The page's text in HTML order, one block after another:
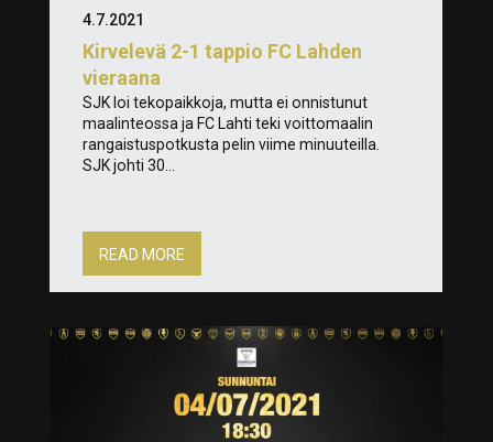
Kirvelevä 2-1 tappio FC Lahden
vieraana
4.7.2021
SJK loi tekopaikkoja, mutta ei onnistunut
maalinteossa ja FC Lahti teki voittomaalin
rangaistuspotkusta pelin viime minuuteilla.
SJK johti 30...
READ MORE